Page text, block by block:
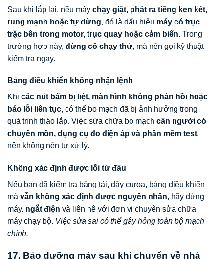
Sau khi lắp lại, nếu máy chạy giật, phát ra tiếng ken két,
rung mạnh hoặc tự dừng, đó là dấu hiệu máy có trục
trặc bên trong motor, trục quay hoặc cảm biến. Trong
trường hợp này, đừng cố chạy thử, mà nên gọi kỹ thuật
kiểm tra ngay.
Bảng điều khiển không nhận lệnh
Khi các nút bấm bị liệt, màn hình không phản hồi hoặc
báo lỗi liên tục, có thể bo mạch đã bị ảnh hưởng trong
quá trình tháo lắp. Việc sửa chữa bo mạch cần người có
chuyên môn, dụng cụ đo điện áp và phần mềm test,
nên không nên tự xử lý.
Không xác định được lỗi từ đâu
Nếu bạn đã kiểm tra băng tải, dây curoa, bảng điều khiển
mà vẫn không xác định được nguyên nhân, hãy dừng
máy, ngắt điện và liên hệ với đơn vị chuyên sửa chữa
máy chạy bộ. Việc sửa sai có thể gây hỏng toàn bộ mạch
chính.
17. Bảo dưỡng máy sau khi chuyển về nhà